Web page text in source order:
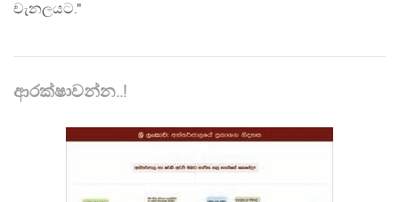
චැනලයට."
ආරක්ෂාවන්න..!